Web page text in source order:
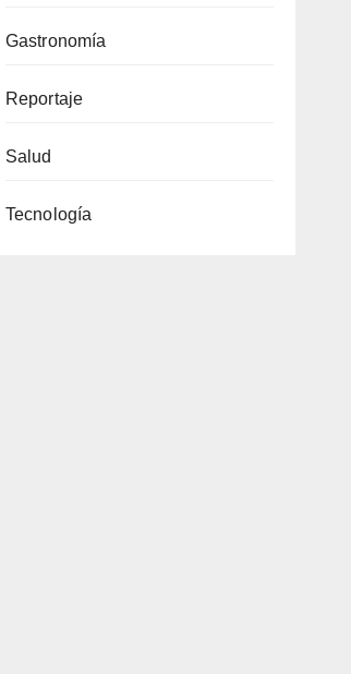
Gastronomía
Reportaje
Salud
Tecnología